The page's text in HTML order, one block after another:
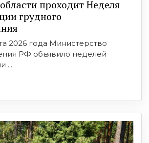
проходит Неделя
грудного
2026 года Министерство
РФ объявило неделей
...